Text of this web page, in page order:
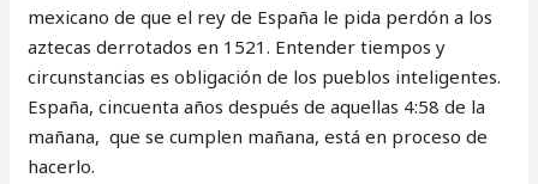
mexicano de que el rey de España le pida perdón a los
aztecas derrotados en 1521. Entender tiempos y
circunstancias es obligación de los pueblos inteligentes.
España, cincuenta años después de aquellas 4:58 de la
mañana, que se cumplen mañana, está en proceso de
hacerlo.